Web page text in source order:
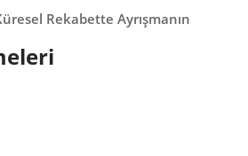
Rekabette Ayrışmanın